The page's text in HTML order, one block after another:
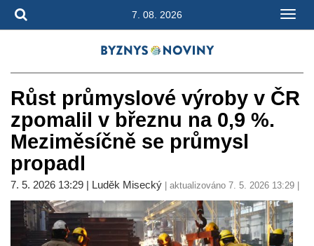
7. 08. 2026
Růst průmyslové výroby v ČR
zpomalil v březnu na 0,9 %.
Meziměsíčně se průmysl
propadl
7. 5. 2026 13:29 | Luděk Misecký | aktualizováno 7. 5. 2026 13:29 |